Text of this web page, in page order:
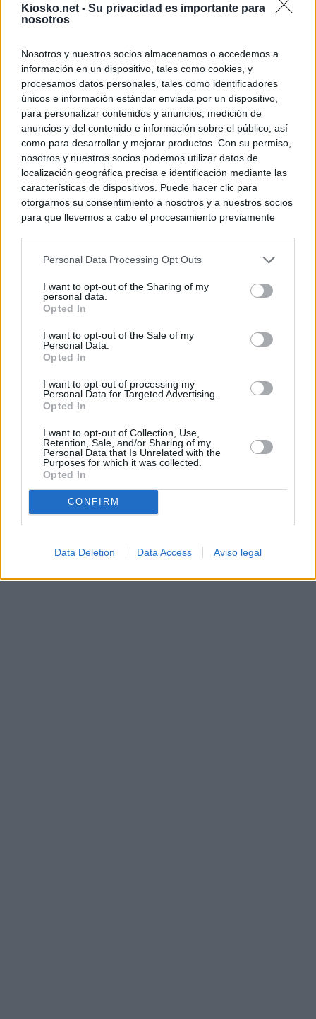
Kiosko.net - Su privacidad es importante para
nosotros
Nosotros y nuestros socios almacenamos o accedemos a
información en un dispositivo, tales como cookies, y
procesamos datos personales, tales como identificadores
únicos e información estándar enviada por un dispositivo,
para personalizar contenidos y anuncios, medición de
anuncios y del contenido e información sobre el público, así
como para desarrollar y mejorar productos. Con su permiso,
nosotros y nuestros socios podemos utilizar datos de
localización geográfica precisa e identificación mediante las
características de dispositivos. Puede hacer clic para
otorgarnos su consentimiento a nosotros y a nuestros socios
para que llevemos a cabo el procesamiento previamente
negar su consentimiento. Tenga en cuenta que algún
de su consentimiento, pero usted tiene el derecho de
rechazar tal procesamiento. Sus preferencias se aplicarán
cualquier momento entrando de nuevo en este sitio web o
visitando nuestra política de privacidad.
Personal Data Processing Opt Outs
I want to opt-out of the Sharing of my
personal data.
Opted In
I want to opt-out of the Sale of my
Personal Data.
Opted In
I want to opt-out of processing my
Personal Data for Targeted Advertising.
Opted In
I want to opt-out of Collection, Use,
Retention, Sale, and/or Sharing of my
Personal Data that Is Unrelated with the
Purposes for which it was collected.
Opted In
CONFIRM
Data Deletion Data Access Aviso legal